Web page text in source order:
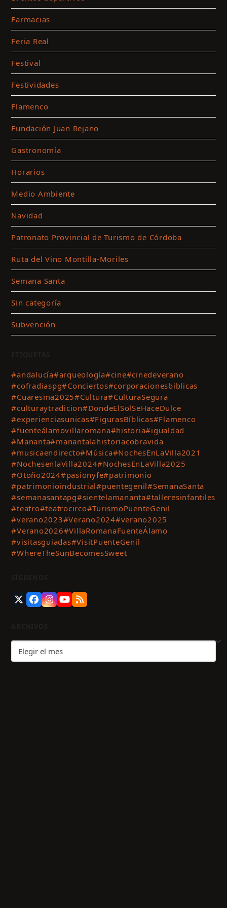
Farmacias
Feria Real
Festival
Festividades
Flamenco
Fundación Juan Rejano
Gastronomía
Horarios
Medio Ambiente
Navidad
Patronato Provincial de Turismo de Córdoba
Ruta del Vino Montilla-Moriles
Semana Santa
Sin categoría
Subvención
#andalucía#arqueología#cine#cinedeverano
#cofradiaspg#Conciertos#corporacionesbiblicas
#Cuaresma2025#Cultura#CulturaSegura
#culturaytradicion#DondeElSolSeHaceDulce
#experienciasunicas#FigurasBíblicas#Flamenco
#fuenteálamovillaromana#historia#igualdad
#Mananta#manantalahistoriacobravida
#musicaendirecto#Música#NochesEnLaVilla2021
#NochesenlaVilla2024#NochesEnLaVilla2025
#Otoño2024#pasionyfe#patrimonio
#patrimonioindustrial#puentegenil#SemanaSanta
#semanasantapg#sientelamananta#talleresinfantiles
#teatro#teatrocirco#TurismoPuenteGenil
#verano2023#Verano2024#verano2025
#Verano2026#VillaRomanaFuenteÁlamo
#visitasguiadas#VisitPuenteGenil
#WhereTheSunBecomesSweet
TwitterFacebook
Instagram
YouTube
RSS